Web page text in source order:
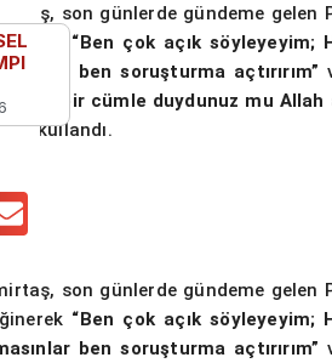
son günlerde gündeme gelen
“Ben çok açık söyleyeyim;
ben soruşturma açtırırım”
tek bir cümle duydunuz mu
kullandı.
son günlerde gündeme gelen
“Ben çok açık söyleyeyim;
ben soruşturma açtırırım”